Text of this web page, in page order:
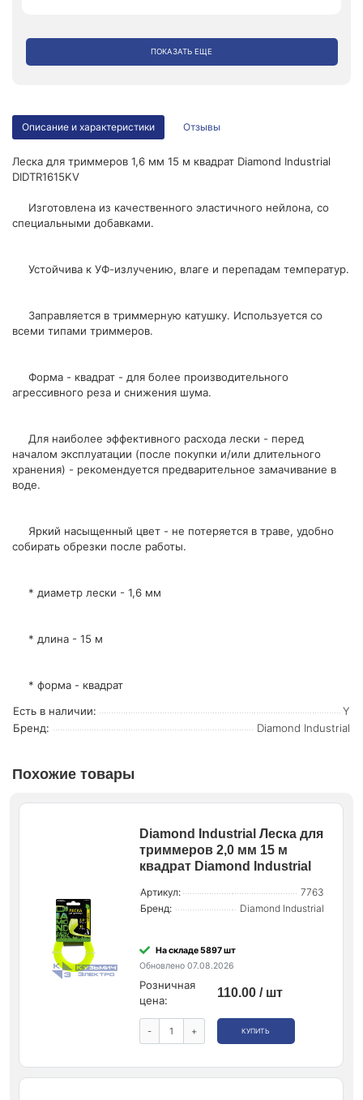
ПОКАЗАТЬ ЕЩЕ
Описание и характеристики Отзывы
Леска для триммеров 1,6 мм 15 м квадрат Diamond Industrial
DIDTR1615KV
Изготовлена из качественного эластичного нейлона, со
специальными добавками.
Устойчива к УФ-излучению, влаге и перепадам температур.
Заправляется в триммерную катушку. Используется со
всеми типами триммеров.
Форма - квадрат - для более производительного
агрессивного реза и снижения шума.
Для наиболее эффективного расхода лески - перед
началом эксплуатации (после покупки и/или длительного
хранения) - рекомендуется предварительное замачивание в
воде.
Яркий насыщенный цвет - не потеряется в траве, удобно
собирать обрезки после работы.
* диаметр лески - 1,6 мм
* длина - 15 м
* форма - квадрат
Есть в наличии:
Y
Бренд:
Diamond Industrial
Похожие товары
Diamond Industrial Леска для
триммеров 2,0 мм 15 м
квадрат Diamond Industrial
Артикул:
7763
Бренд:
Diamond Industrial
На складе 5897 шт
Обновлено 07.08.2026
Розничная
цена:
110.00 / шт
- + КУПИТЬ